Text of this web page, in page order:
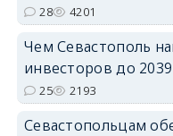
28 4201
Чем Севастополь
инвесторов до
25 2193
Севастопольцам